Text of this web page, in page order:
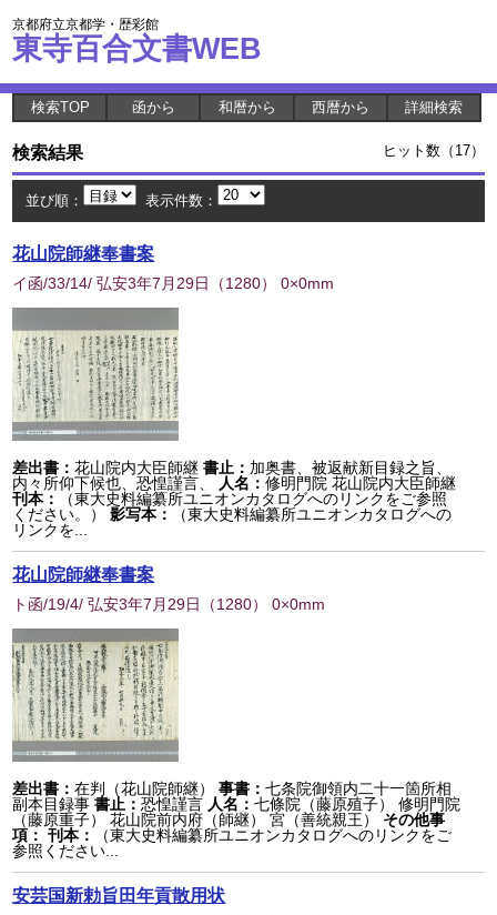
京都府立京都学・歴彩館
東寺百合文書WEB
検索TOP 函から 和暦から 西暦から 詳細検索
検索結果 ヒット数（17）
並び順： 表示件数：
花山院師継奉書案
イ函/33/14/ 弘安3年7月29日 （1280） 0×0mm
差出書：花山院内大臣師継 書止： 加奥書、被返献新目録之旨、
内々所仰下候也、恐惶謹言、
人名：修明門院 花山院内大臣師継
刊本：
（東大史料編纂所ユニオンカタログへのリンクをご参照
ください。）
影写本：
（東大史料編纂所ユニオンカタログへの
リンクを...
花山院師継奉書案
ト函/19/4/ 弘安3年7月29日 （1280） 0×0mm
差出書：在判（花山院師継） 事書：七条院御領内二十一箇所相
副本目録事書止：恐惶謹言 人名：七條院（藤原殖子） 修明門院
（藤原重子） 花山院前内府（師継） 宮（善統親王）
その他事
項： 刊本：
（東大史料編纂所ユニオンカタログへのリンクをご
参照ください...
安芸国新勅旨田年貢散用状